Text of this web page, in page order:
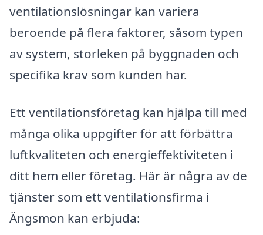
ventilationslösningar kan variera
beroende på flera faktorer, såsom typen
av system, storleken på byggnaden och
specifika krav som kunden har.
Ett ventilationsföretag kan hjälpa till med
många olika uppgifter för att förbättra
luftkvaliteten och energieffektiviteten i
ditt hem eller företag. Här är några av de
tjänster som ett ventilationsfirma i
Ängsmon kan erbjuda: